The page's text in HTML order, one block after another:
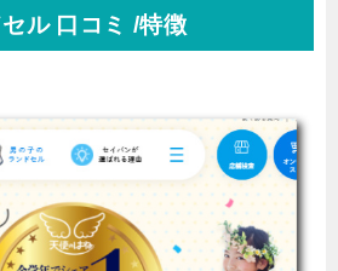
ル 口コミ /特徴